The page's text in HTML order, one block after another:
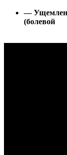
—
(болевой